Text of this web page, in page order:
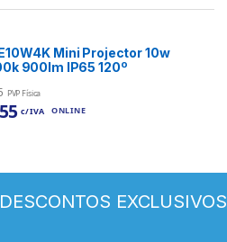
Mini Projector 10w
900lm IP65 120º
PVP Física
c/ IVA ONLINE
EXCLUSIVOS